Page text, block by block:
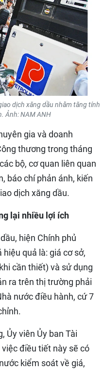
dịch xăng dầu nhằm tăng tính
Ảnh: NAM ANH
gia và doanh
thương trong tháng
bộ, cơ quan liên quan
báo chí phản ánh, kiến
dịch xăng dầu.
lại nhiều lợi ích
hiện Chính phủ
quả là: giá cơ sở,
cần thiết) và sử dụng
ra trên thị trường phải
nước điều hành, cứ 7
Ủy viên Ủy ban Tài
điều tiết này sẽ có
kiểm soát về giá,